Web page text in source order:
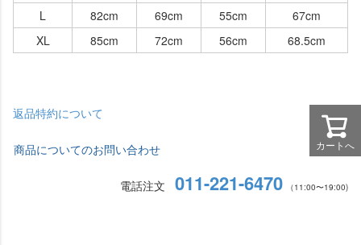
L
82cm 69cm 55cm
67cm
XL
85cm 72cm 56cm 68.5cm
返品特約について
商品についてのお問い合わせ
電話注文 011-221-6470 （11:00〜19:00)
カートへ